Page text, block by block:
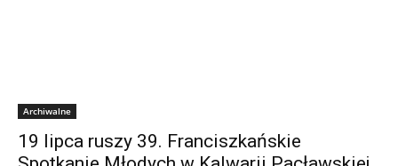
Archiwalne
19 lipca ruszy 39. Franciszkańskie